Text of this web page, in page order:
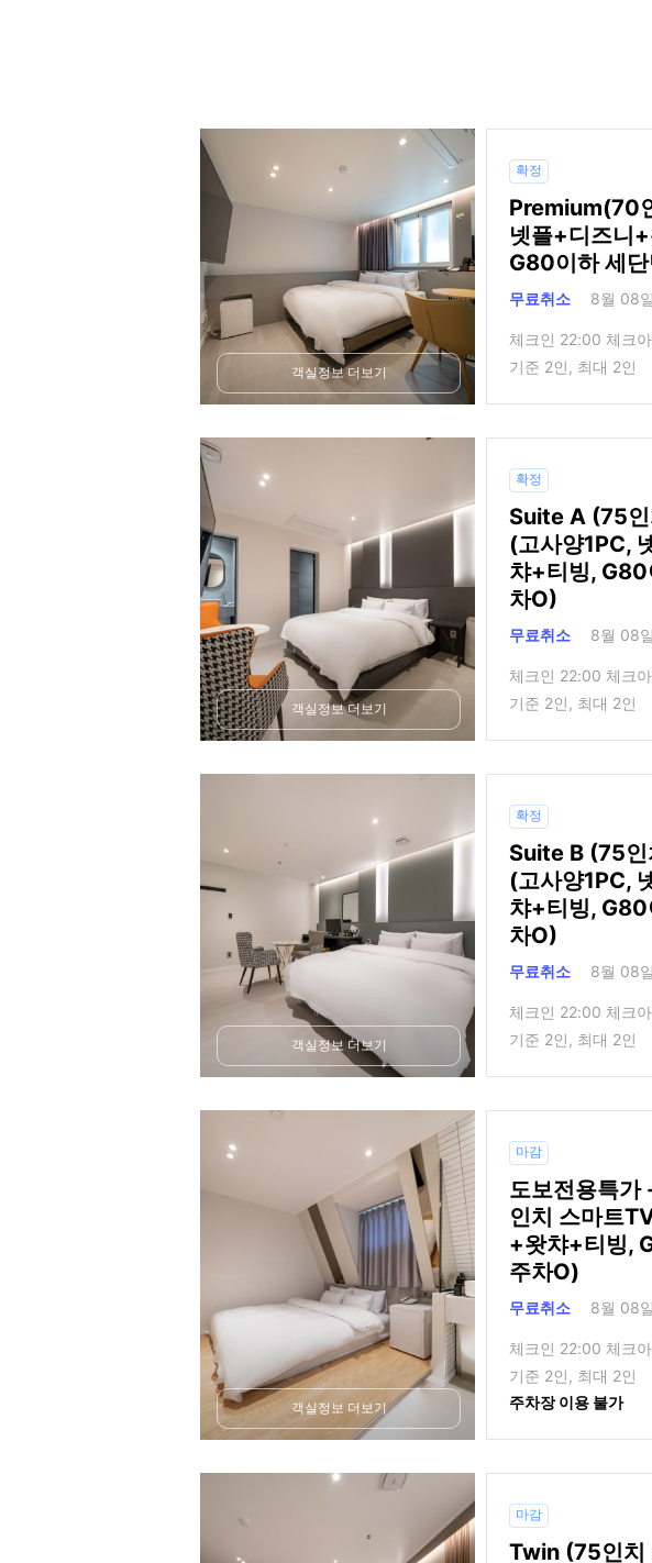
객실정보 더보기
확정
Premium(70
넷플+디즈니
G80이하 세
무료취소 8월 08
체크인 22:00 체크
기준 2인, 최대 2인
객실정보 더보기
확정
Suite A (75
(고사양1PC,
챠+티빙,
차O)
무료취소 8월 08
체크인 22:00 체크
기준 2인, 최대 2인
객실정보 더보기
확정
Suite B (75
(고사양1PC,
챠+티빙,
차O)
무료취소 8월 08
체크인 22:00 체크
기준 2인, 최대 2인
객실정보 더보기
마감
도보전용특가
인치 스마트
+왓챠+티빙,
주차O)
무료취소 8월 08
체크인 22:00 체크
기준 2인, 최대 2인
주차장 이용 불가
마감
Twin (75인치